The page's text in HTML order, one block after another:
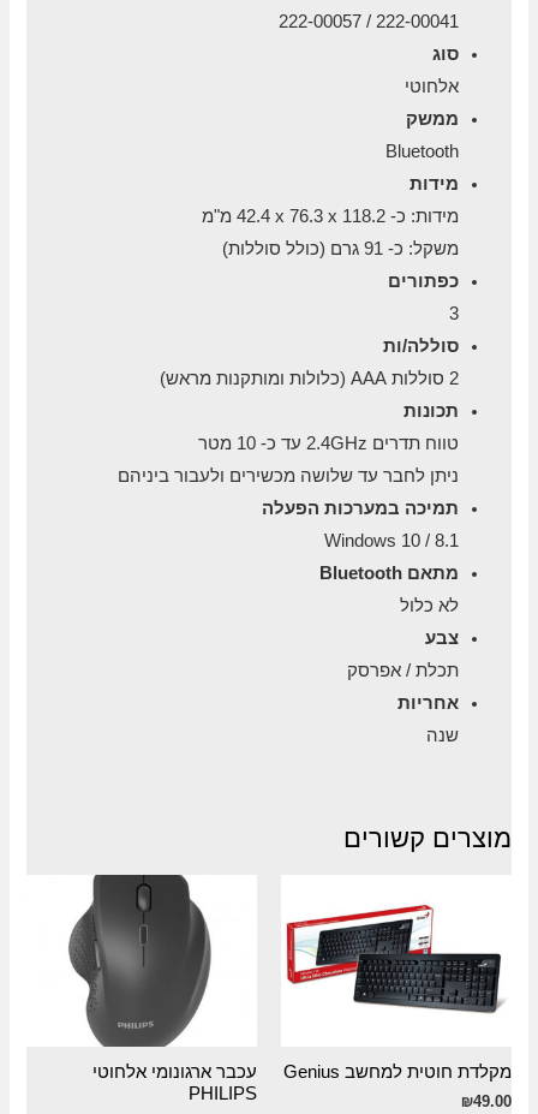
222-00041 / 222-00057
סוג
אלחוטי
ממשק
Bluetooth
מידות
מידות: כ- 118.2 x‏ 76.3 x‏ 42.4 מ"מ
משקל: כ- 91 גרם (כולל סוללות)
כפתורים
3
סוללה/ות
2 סוללות AAA (כלולות ומותקנות מראש)
תכונות
טווח תדרים 2.4GHz עד כ- 10 מטר
ניתן לחבר עד שלושה מכשירים ולעבור ביניהם
תמיכה במערכות הפעלה
Windows 10 / 8.1
מתאם Bluetooth
לא כלול
צבע
תכלת / אפרסק
אחריות
שנה
מוצרים קשורים
מקלדת חוטית למחשב Genius
₪49.00
עכבר ארגונומי אלחוטי
PHILIPS